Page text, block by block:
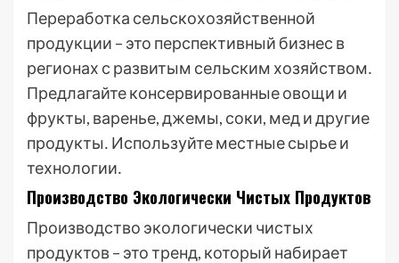
Переработка сельскохозяйственной
продукции – это перспективный бизнес в
регионах с развитым сельским хозяйством․
Предлагайте консервированные овощи и
фрукты, варенье, джемы, соки, мед и другие
продукты․ Используйте местные сырье и
технологии․
Производство Экологически Чистых Продуктов
Производство экологически чистых
продуктов – это тренд, который набирает